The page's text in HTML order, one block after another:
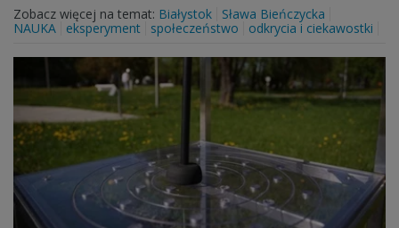
Zobacz więcej na temat: Białystok
Sława Bieńczycka
NAUKA
eksperyment społeczeństwo odkrycia i ciekawostki